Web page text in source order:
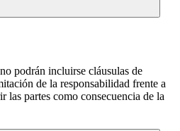
podrán incluirse cláusulas de
de la responsabilidad frente a
las partes como consecuencia de la